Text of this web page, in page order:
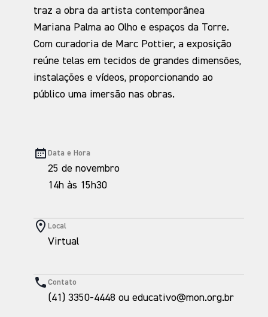
traz a obra da artista contemporânea
Mariana Palma ao Olho e espaços da Torre.
Com curadoria de Marc Pottier, a exposição
reúne telas em tecidos de grandes dimensões,
instalações e vídeos, proporcionando ao
público uma imersão nas obras.
Data e Hora
25 de novembro
14h às 15h30
Local
Virtual
Contato
(41) 3350-4448 ou educativo@mon.org.br